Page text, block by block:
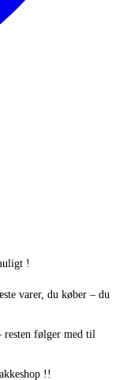
!
varer, du køber – du
resten følger med til
!!